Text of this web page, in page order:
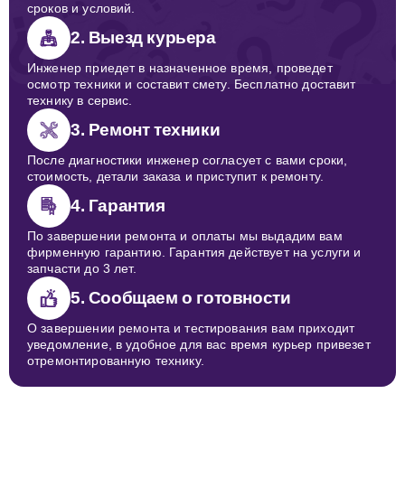
сроков и условий.
2. Выезд курьера
Инженер приедет в назначенное время, проведет
осмотр техники и составит смету. Бесплатно доставит
технику в сервис.
3. Ремонт техники
После диагностики инженер согласует с вами сроки,
стоимость, детали заказа и приступит к ремонту.
4. Гарантия
По завершении ремонта и оплаты мы выдадим вам
фирменную гарантию. Гарантия действует на услуги и
запчасти до 3 лет.
5. Сообщаем о готовности
О завершении ремонта и тестирования вам приходит
уведомление, в удобное для вас время курьер привезет
отремонтированную технику.